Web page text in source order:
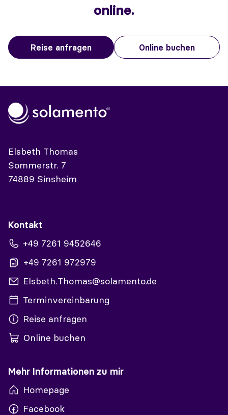
online.
Reise anfragen Online buchen
Elsbeth Thomas
Sommerstr. 7
74889 Sinsheim
Kontakt
+49 7261 9452646
+49 7261 972979
Elsbeth.Thomas@solamento.de
Terminvereinbarung
Reise anfragen
Online buchen
Mehr Informationen zu mir
Homepage
Facebook